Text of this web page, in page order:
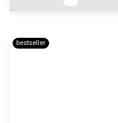
bestseller